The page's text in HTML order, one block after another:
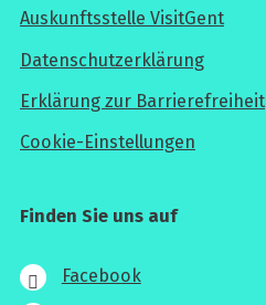
Auskunftsstelle VisitGent
Datenschutzerklärung
Erklärung zur Barrierefreiheit
Cookie-Einstellungen
Finden Sie uns auf
Facebook